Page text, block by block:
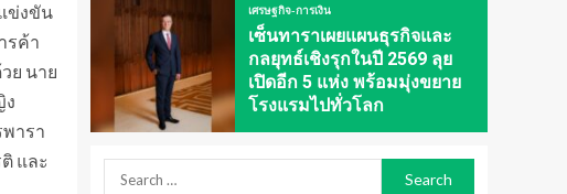
ข่งขัน
รค้า
ย นาย
ง
ารา
และ
เศรษฐกิจ-การเงิน
เซ็นทาราเผยแผนธุรกิจและ
กลยุทธ์เชิงรุกในปี 2569 ลุย
เปิดอีก 5 แห่ง พร้อมมุ่งขยาย
โรงแรมไปทั่วโลก